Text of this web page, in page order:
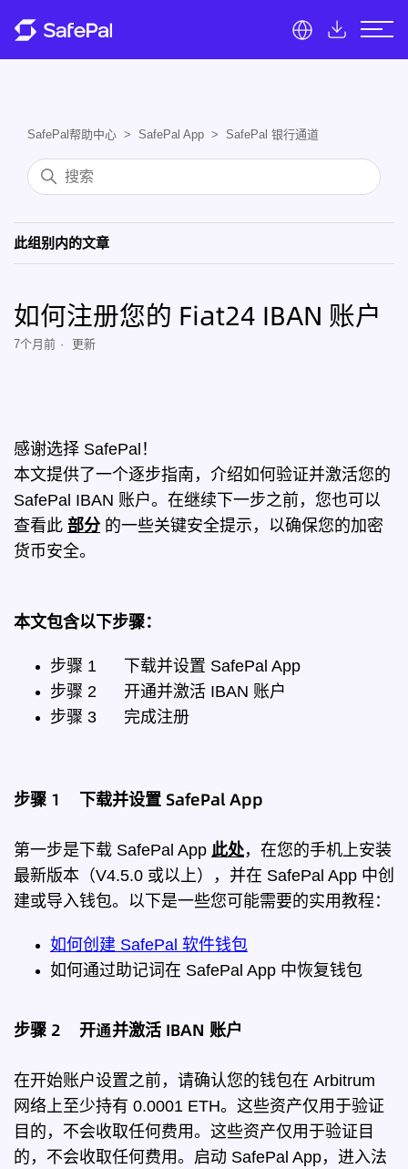
SafePal帮助中心 SafePal App SafePal 银行通道
此组别内的文章
如何注册您的 Fiat24 IBAN 账户
7个月前 更新
感谢选择 SafePal！
本文提供了一个逐步指南，介绍如何验证并激活您的
SafePal IBAN 账户。在继续下一步之前，您也可以
查看此 部分 的一些关键安全提示，以确保您的加密
货币安全。
本文包含以下步骤：
步骤 1 下载并设置 SafePal App
步骤 2 开通并激活 IBAN 账户
步骤 3 完成注册
步骤 1 下载并设置 SafePal App
第一步是下载 SafePal App 此处，在您的手机上安装
最新版本（V4.5.0 或以上），并在 SafePal App 中创
建或导入钱包。以下是一些您可能需要的实用教程：
如何创建 SafePal 软件钱包
如何通过助记词在 SafePal App 中恢复钱包
步骤 2 开通并激活 IBAN 账户
在开始账户设置之前，请确认您的钱包在 Arbitrum
网络上至少持有 0.0001 ETH。这些资产仅用于验证
目的，不会收取任何费用。 这些资产仅用于验证目
的，不会收取任何费用。启动 SafePal App，进入法